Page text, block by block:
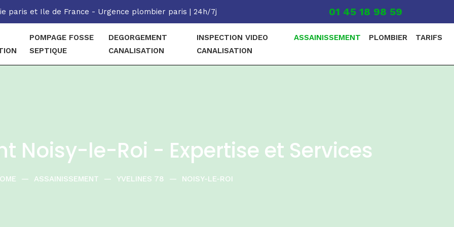
paris et Ile de France - Urgence plombier paris | 24h/7j 01 45 18 98 59
POMPAGE FOSSE
SEPTIQUE
DEGORGEMENT
CANALISATION
INSPECTION VIDEO
CANALISATION
ASSAINISSEMENT PLOMBIER TARIFS
Noisy-le-Roi - Expertise et Services
— ASSAINISSEMENT — YVELINES 78 — NOISY-LE-ROI